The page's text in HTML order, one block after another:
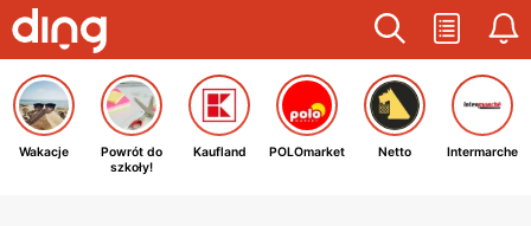
Wakacje
Powrót do
szkoły!
Kaufland POLOmarket Netto Intermarche